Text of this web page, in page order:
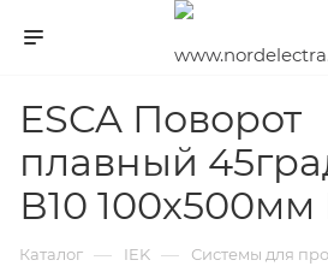
ESCA Поворот
плавный
В10 100х500мм
Каталог — IEK — Системы для